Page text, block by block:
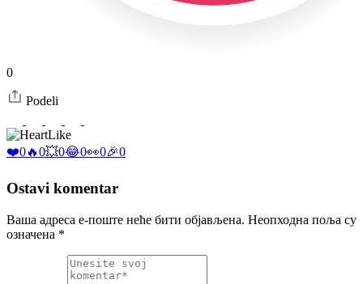
0
Podeli
Like
❤️0🔥0💥0😂0👀0🎉0
Ostavi komentar
Ваша адреса е-поште неће бити објављена. Неопходна поља су
означена *